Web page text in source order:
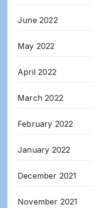
June 2022
May 2022
April 2022
March 2022
February 2022
January 2022
December 2021
November 2021